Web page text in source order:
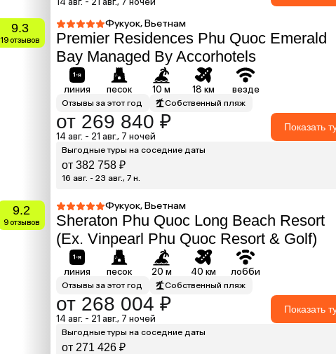
9.3
19 отзывов
Фукуок, Вьетнам
Premier Residences Phu Quoc Emerald
Bay Managed By Accorhotels
линия песок 10 м 18 км везде
Отзывы за этот год Собственный пляж
от 269 840 ₽
14 авг. - 21 авг., 7 ночей
Показать
Выгодные туры на соседние даты
от 382 758 ₽
16 авг. - 23 авг., 7 н.
9.2
9 отзывов
Фукуок, Вьетнам
Sheraton Phu Quoc Long Beach Resort
(Ex. Vinpearl Phu Quoc Resort & Golf)
линия песок 20 м 40 км лобби
Отзывы за этот год Собственный пляж
от 268 004 ₽
14 авг. - 21 авг., 7 ночей
Показать
Выгодные туры на соседние даты
от 271 426 ₽